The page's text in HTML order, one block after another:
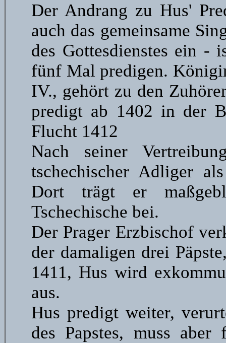
Der Andrang zu Hus'
auch das gemeinsame
des Gottesdienstes ein -
fünf Mal predigen.
IV., gehört zu den
predigt ab 1402 in der
Flucht 1412
Nach seiner
tschechischer Adliger
Dort trägt er
Tschechische bei.
Der Prager Erzbischof
der damaligen drei
1411, Hus wird
aus.
Hus predigt weiter,
des Papstes, muss